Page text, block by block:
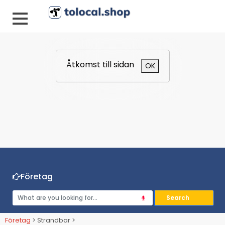
Åtkomst till sidan OK
Företag
Företag > Strandbar >